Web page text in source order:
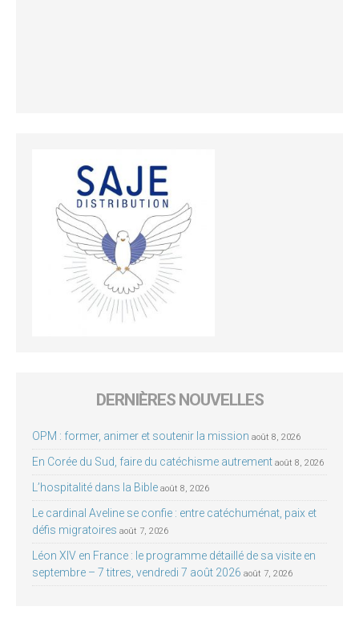
DERNIÈRES NOUVELLES
OPM : former, animer et soutenir la mission août 8, 2026
En Corée du Sud, faire du catéchisme autrement août 8, 2026
L’hospitalité dans la Bible août 8, 2026
Le cardinal Aveline se confie : entre catéchuménat, paix et
défis migratoires août 7, 2026
Léon XIV en France : le programme détaillé de sa visite en
septembre – 7 titres, vendredi 7 août 2026 août 7, 2026